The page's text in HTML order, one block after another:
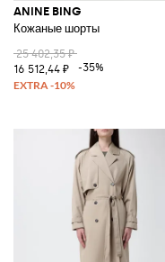
ANINE BING
Кожаные шорты
25 402,35 ₽
16 512,44 ₽
-35%